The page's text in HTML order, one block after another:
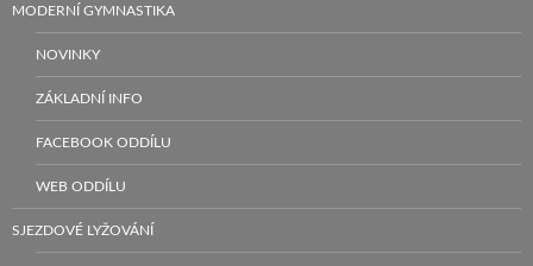
MODERNÍ GYMNASTIKA
NOVINKY
ZÁKLADNÍ INFO
FACEBOOK ODDÍLU
WEB ODDÍLU
SJEZDOVÉ LYŽOVÁNÍ